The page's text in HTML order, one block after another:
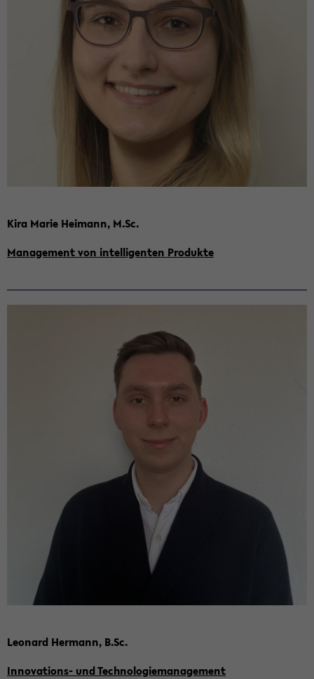
Kira Marie Hei­mann, M.Sc.
Ma­nage­ment von in­tel­li­gen­ten Pro­duk­te
Leo­nard Her­mann, B.Sc.
Innovations-​ und Tech­no­lo­gie­ma­nage­ment